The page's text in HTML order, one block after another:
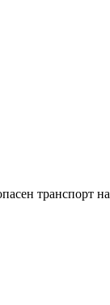
транспорт